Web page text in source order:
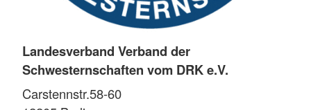
Landesverband Verband der
Schwesternschaften vom DRK e.V.
Carstennstr.58-60